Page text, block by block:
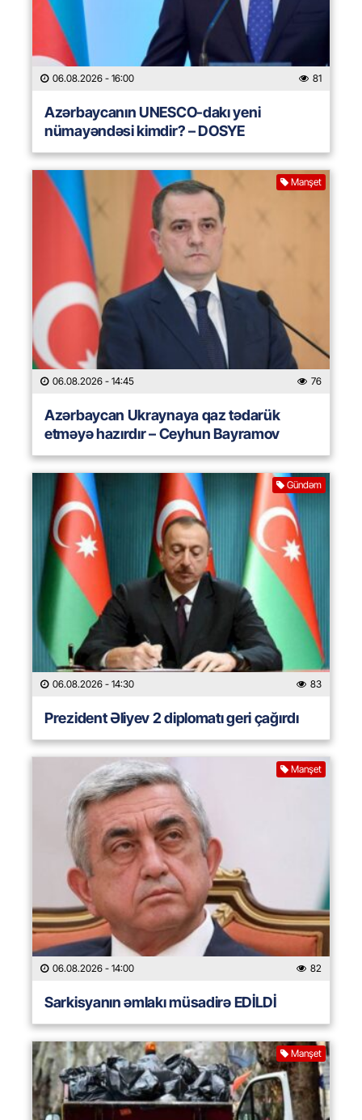
06.08.2026 - 16:00 81
Azərbaycanın UNESCO-dakı yeni
nümayəndəsi kimdir? – DOSYE
Manşet
06.08.2026 - 14:45 76
Azərbaycan Ukraynaya qaz tədarük
etməyə hazırdır – Ceyhun Bayramov
Gündəm
06.08.2026 - 14:30 83
Prezident Əliyev 2 diplomatı geri çağırdı
Manşet
06.08.2026 - 14:00 82
Sarkisyanın əmlakı müsadirə EDİLDİ
Manşet